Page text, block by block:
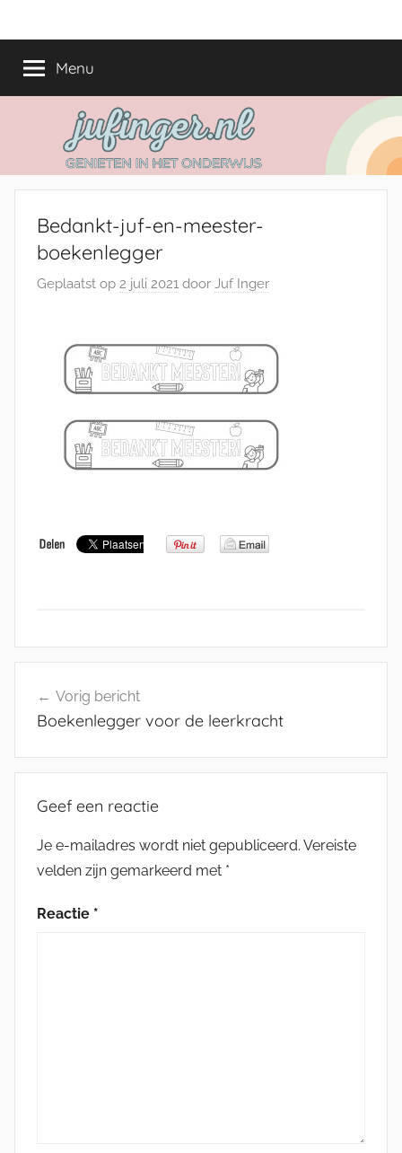
naarjufinger.nl
het
onderwijs
Menu
Bedankt-juf-en-meester-
boekenlegger
Geplaatst op 2 juli 2021 door Juf Inger
navigatie
Vorig bericht
Boekenlegger voor de leerkracht
Geef een reactie
Je e-mailadres wordt niet gepubliceerd. Vereiste
velden zijn gemarkeerd met *
Reactie *